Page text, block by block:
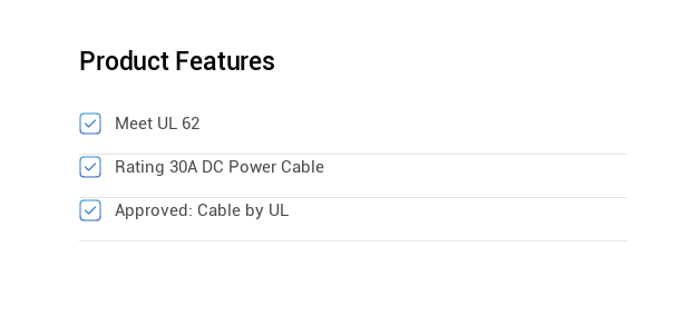
Product Features
Meet UL 62
Rating 30A DC Power Cable
Approved: Cable by UL